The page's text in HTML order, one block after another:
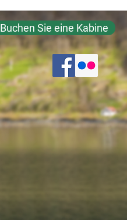
Buchen Sie eine Kabine